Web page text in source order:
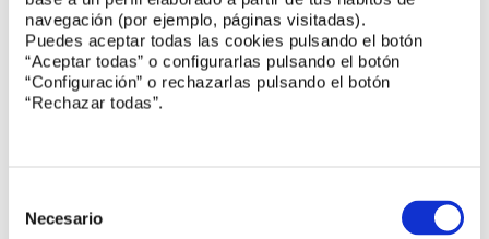
navegación (por ejemplo, páginas visitadas).
Puedes aceptar todas las cookies pulsando el botón
“Aceptar todas” o configurarlas pulsando el botón
“Configuración” o rechazarlas pulsando el botón
“Rechazar todas”.
Necesario
aeropuertos
Servicios funerarios. Requisitos